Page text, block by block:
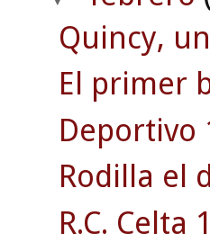
Quincy,
El primer
Deportivo
Rodilla el
R.C. Celta